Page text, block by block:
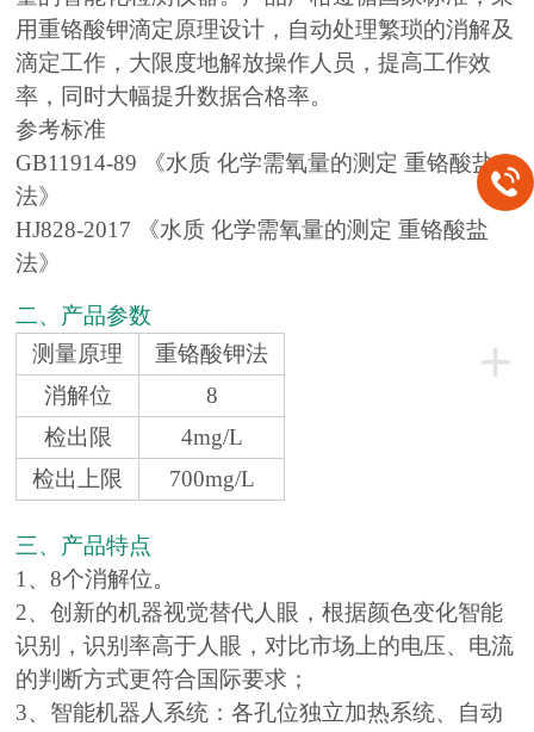
用重铬酸钾滴定原理设计，自动处理繁琐的消解及
滴定工作，大限度地解放操作人员，提高工作效
率，同时大幅提升数据合格率。
参考标准
GB11914-89 《水质 化学需氧量的测定 重铬酸盐
法》
HJ828-2017 《水质 化学需氧量的测定 重铬酸盐
法》
二、产品参数
+
测量原理
重铬酸钾法
消解位
8
检出限
4mg/L
检出上限
700mg/L
三、产品特点
1、8个消解位。
2、创新的机器视觉替代人眼，根据颜色变化智能
识别，识别率高于人眼，对比市场上的电压、电流
的判断方式更符合国际要求；
3、智能机器人系统：各孔位独立加热系统、自动